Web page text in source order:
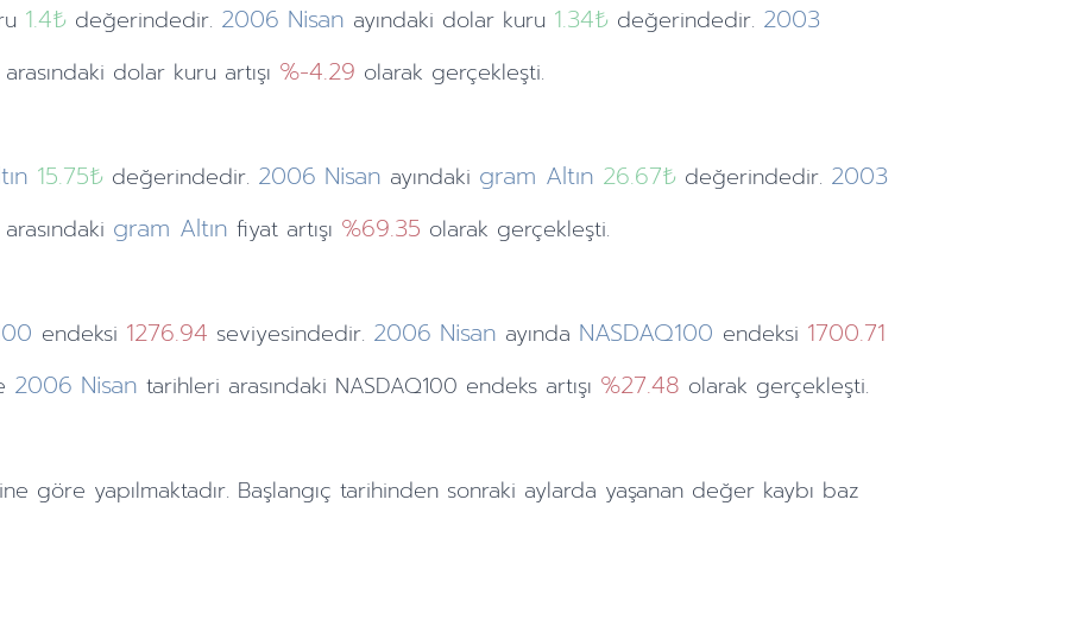
1.4₺ değerindedir. 2006 Nisan ayındaki dolar kuru 1.34₺ değerindedir. 2003
dolar kuru artışı %-4.29 olarak gerçekleşti.
15.75₺ değerindedir. 2006 Nisan ayındaki gram Altın 26.67₺ değerindedir. 2003
gram Altın fiyat artışı %69.35 olarak gerçekleşti.
endeksi 1276.94 seviyesindedir. 2006 Nisan ayında NASDAQ100 endeksi 1700.71
2006 Nisan tarihleri arasındaki NASDAQ100 endeks artışı %27.48 olarak gerçekleşti.
göre yapılmaktadır. Başlangıç tarihinden sonraki aylarda yaşanan değer kaybı baz